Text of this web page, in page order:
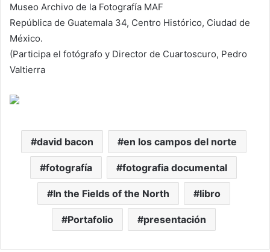
Museo Archivo de la Fotografía MAF
República de Guatemala 34, Centro Histórico, Ciudad de
México.
(Participa el fotógrafo y Director de Cuartoscuro, Pedro
Valtierra
david bacon en los campos del norte
fotografía fotografia documental
In the Fields of the North libro
Portafolio presentación